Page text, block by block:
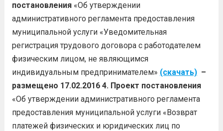
постановления«Об утверждении
административного регламента предоставления
муниципальной услуги «Уведомительная
регистрация трудового договора с работодателем
физическим лицом, не являющимся
индивидуальным предпринимателем» (скачать)–
размещено 17.02.2016 4. Проект постановления
«Об утверждении административного регламента
предоставления муниципальной услуги «Возврат
платежей физических и юридических лиц по